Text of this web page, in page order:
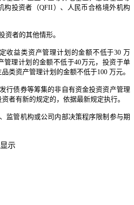
构投资者（QFII）、人民币合格境外机构
资者的其他情形。
收益类资产管理计划的金额不低于30 万
管理计划的金额不低于40万元，投资于单
类资产管理计划的金额不低于100 万元。
行债券等筹集的非自有资金投资资产管理
者有新的规定的，依据最新规定执行。
监管机构或公司内部决策程序限制参与期
示